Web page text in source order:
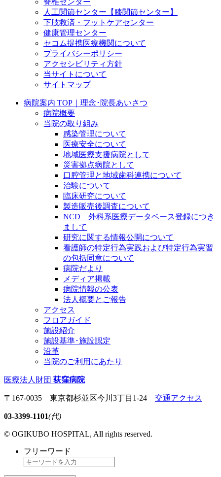
人工関節センター【膝関節センター】
下肢救済・フットケアセンター
健康管理センター
セコム提携医療機関について
プライバシーポリシー
アクセシビリティ方針
当サイトについて
サイトマップ
病院案内 TOP｜理念･院長あいさつ
病院概要
当院の取り組み
感染管理について
医療安全について
地域医療支援病院として
災害拠点病院として
口腔管理と地域歯科連携について
治験について
臨床研究について
製造販売後調査について
NCD 外科系医療データベース登録につき
まして
研究に関する情報公開について
看護師の特定行為実践および特定行為実習
の包括同意について
病院だより
メディア掲載
病院情報の公表
法人概要とご報告
アクセス
フロアガイド
施設紹介
施設基準･施設認定
沿革
当院のご利用にあたり
医療法人財団 荻窪病院
〒167-0035 東京都杉並区今川3丁目1-24 交通アクセス
03-3399-1101(代)
© OGIKUBO HOSPITAL, All rights reserved.
フリーワード